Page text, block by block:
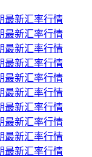
最新汇率行情
最新汇率行情
最新汇率行情
最新汇率行情
最新汇率行情
最新汇率行情
最新汇率行情
最新汇率行情
最新汇率行情
最新汇率行情